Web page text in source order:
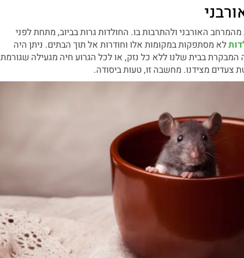
האורבני ולהתרבות בו. החולדות גרות בביוב, מתחת לפני
לא מסתפקות במקומות אלו וחודרות אל תוך הבתים. ניתן היה
בבית שלנו ללא כל נזק, או לכל הגרוע חיה מגעילה שגורמת
צעדים מצידנו. מחשבה זו, טעות ביסודה.